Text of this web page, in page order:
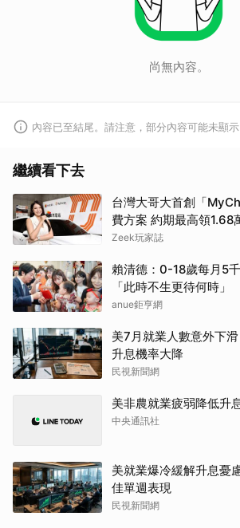
尚無內容。
內容已至結尾。請注意，部分內容可能未顯示
繼續看下去
台灣大哥大首創「
費方案 約期最高領1.68
高89折
Zeek玩家誌
賴清德：0-18歲每月5
「此時不生更待何時」
anue鉅亨網
美7月就業人數意外下
升息機率大降
民視新聞網
美非農就業疲弱降低
中央通訊社
美就業爆冷緩解升息
佳單週表現
民視新聞網